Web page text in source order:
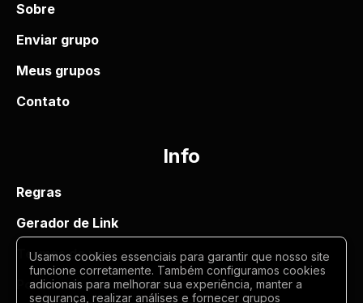
Sobre
Enviar grupo
Meus grupos
Contato
Info
Regras
Gerador de Link
Termos de uso
Politica de privacidade
Usamos cookies essenciais para garantir que nosso site
funcione corretamente. Também configuramos cookies
adicionais para melhorar sua experiência, manter a
segurança, realizar análises e fornecer grupos